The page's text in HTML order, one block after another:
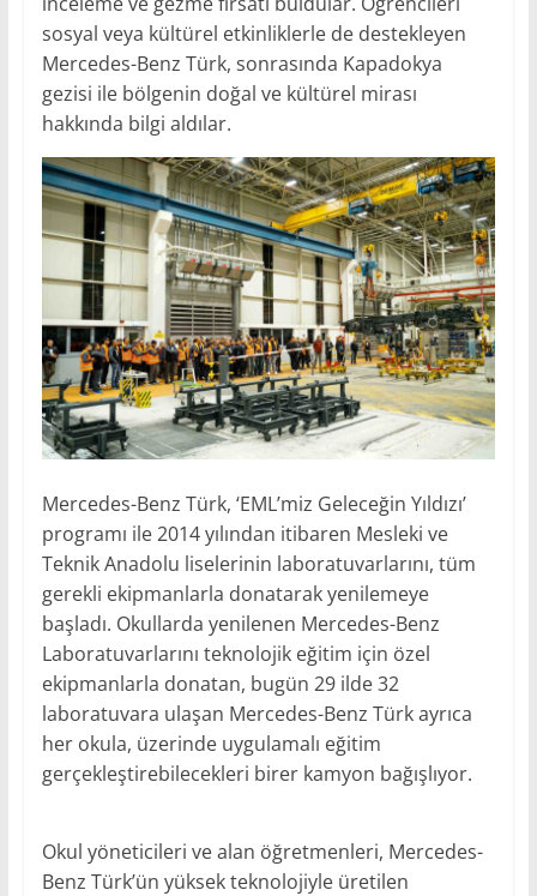
sosyal veya kültürel etkinliklerle de destekleyen
Mercedes-Benz Türk, sonrasında Kapadokya
gezisi ile bölgenin doğal ve kültürel mirası
hakkında bilgi aldılar.
Mercedes-Benz Türk, ‘EML’miz Geleceğin Yıldızı’
programı ile 2014 yılından itibaren Mesleki ve
Teknik Anadolu liselerinin laboratuvarlarını, tüm
gerekli ekipmanlarla donatarak yenilemeye
başladı. Okullarda yenilenen Mercedes-Benz
Laboratuvarlarını teknolojik eğitim için özel
ekipmanlarla donatan, bugün 29 ilde 32
laboratuvara ulaşan Mercedes-Benz Türk ayrıca
her okula, üzerinde uygulamalı eğitim
gerçekleştirebilecekleri birer kamyon bağışlıyor.
Okul yöneticileri ve alan öğretmenleri, Mercedes-
Benz Türk’ün yüksek teknolojiyle üretilen